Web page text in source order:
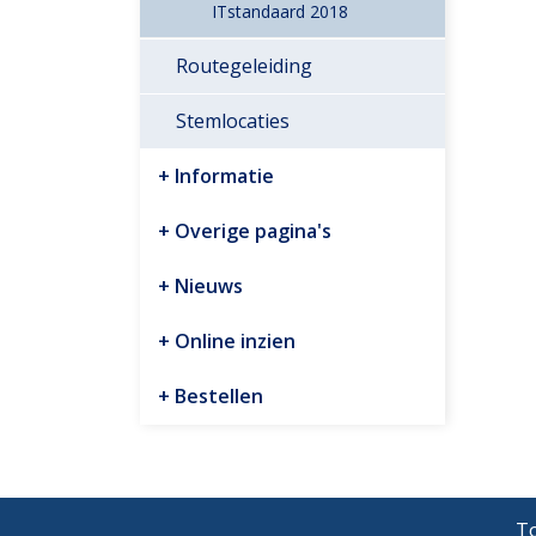
ITstandaard 2018
Routegeleiding
Stemlocaties
Informatie
Overige pagina's
Nieuws
Online inzien
Bestellen